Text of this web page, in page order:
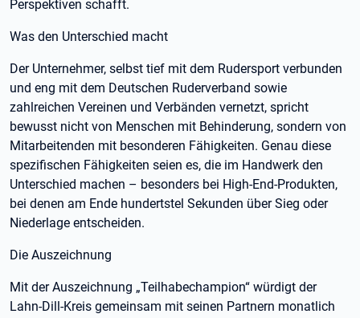
Perspektiven schafft.
Was den Unterschied macht
Der Unternehmer, selbst tief mit dem Rudersport verbunden
und eng mit dem Deutschen Ruderverband sowie
zahlreichen Vereinen und Verbänden vernetzt, spricht
bewusst nicht von Menschen mit Behinderung, sondern von
Mitarbeitenden mit besonderen Fähigkeiten. Genau diese
spezifischen Fähigkeiten seien es, die im Handwerk den
Unterschied machen – besonders bei High-End-Produkten,
bei denen am Ende hundertstel Sekunden über Sieg oder
Niederlage entscheiden.
Die Auszeichnung
Mit der Auszeichnung „Teilhabechampion“ würdigt der
Lahn-Dill-Kreis gemeinsam mit seinen Partnern monatlich